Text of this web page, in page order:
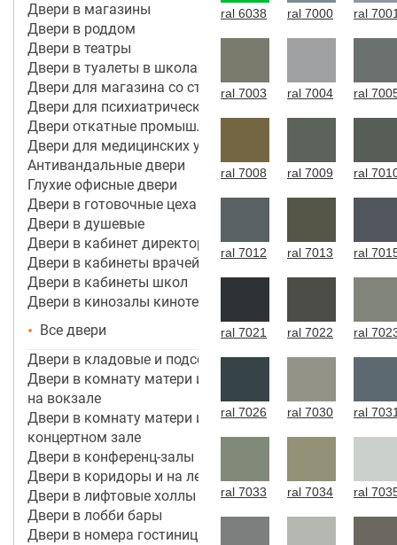
Двери в магазины
Двери в роддом
Двери в театры
Двери в туалеты в школах
Двери для магазина со стеклом
Двери для психиатрической больницы
Двери откатные промышленные
Двери для медицинских учреждений и больниц
Антивандальные двери
Глухие офисные двери
Двери в готовочные цеха
Двери в душевые
Двери в кабинет директора, руководителя
Двери в кабинеты врачей
Двери в кабинеты школ
Двери в кинозалы кинотеатров
Все двери
Двери в кладовые и подсобные помещения
Двери в комнату матери и ребенка в аэропорту,
на вокзале
Двери в комнату матери и ребенка в кинотеатре,
концертном зале
Двери в конференц-залы
Двери в коридоры и на лестничные марши
Двери в лифтовые холлы
Двери в лобби бары
Двери в номера гостиницы 3*
ral 6038 ral 7000 ral
ral 7003 ral 7004 ral
ral 7008 ral 7009 ral
ral 7012 ral 7013 ral
ral 7021 ral 7022 ral
ral 7026 ral 7030 ral
ral 7033 ral 7034 ral